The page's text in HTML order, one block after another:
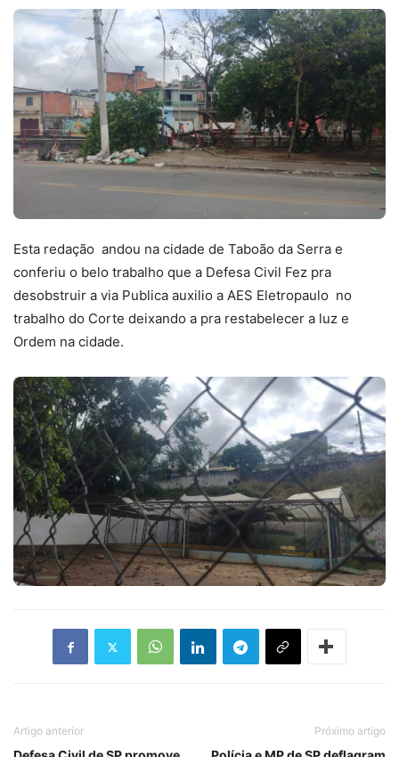
Esta redação andou na cidade de Taboão da Serra e
conferiu o belo trabalho que a Defesa Civil Fez pra
desobstruir a via Publica auxilio a AES Eletropaulo no
trabalho do Corte deixando a pra restabelecer a luz e
Ordem na cidade.
Artigo anterior Próximo artigo